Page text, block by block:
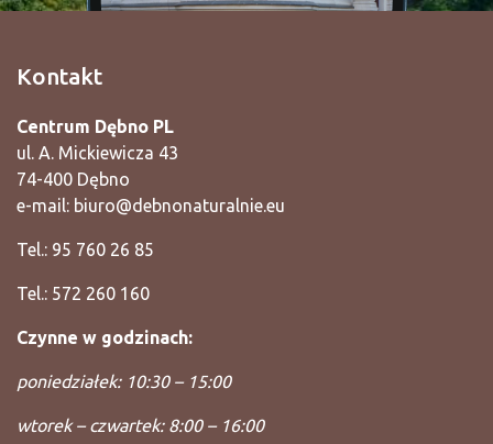
Kontakt
Centrum Dębno PL
ul. A. Mickiewicza 43
74-400 Dębno
e-mail: biuro@debnonaturalnie.eu
Tel.: 95 760 26 85
Tel.: 572 260 160
Czynne w godzinach:
poniedziałek: 10:30 – 15:00
wtorek – czwartek: 8:00 – 16:00